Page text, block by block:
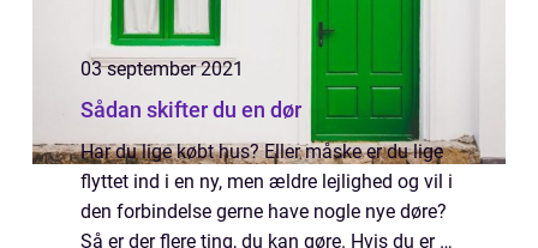
03 september 2021
Sådan skifter du en dør
Har du lige købt hus? Eller måske er du lige
flyttet ind i en ny, men ældre lejlighed og vil i
den forbindelse gerne have nogle nye døre?
Så er der flere ting, du kan gøre. Hvis du er et